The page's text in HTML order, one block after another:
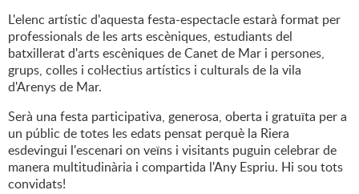
L'elenc artístic d'aquesta festa-espectacle estarà format per
professionals de les arts escèniques, estudiants del
batxillerat d'arts escèniques de Canet de Mar i persones,
grups, colles i col·lectius artístics i culturals de la vila
d'Arenys de Mar.
Serà una festa participativa, generosa, oberta i gratuïta per a
un públic de totes les edats pensat perquè la Riera
esdevingui l'escenari on veïns i visitants puguin celebrar de
manera multitudinària i compartida l'Any Espriu. Hi sou tots
convidats!